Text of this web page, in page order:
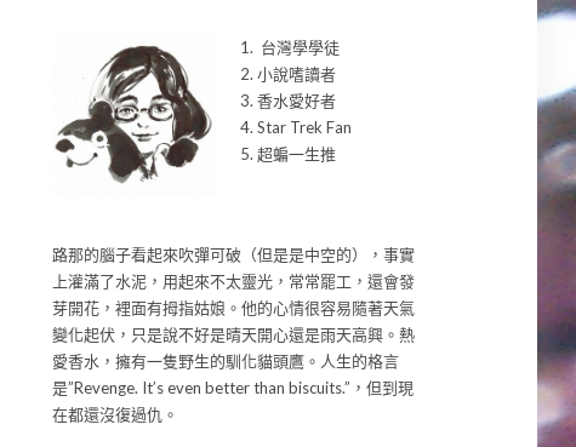
1. 台灣學學徒
2. 小說嗜讀者
3. 香水愛好者
4. Star Trek Fan
5. 超蝙一生推
路那的腦子看起來吹彈可破（但是是中空的），事實
上灌滿了水泥，用起來不太靈光，常常罷工，還會發
芽開花，裡面有拇指姑娘。他的心情很容易隨著天氣
變化起伏，只是說不好是晴天開心還是雨天高興。熱
愛香水，擁有一隻野生的馴化貓頭鷹。人生的格言
是”Revenge. It’s even better than biscuits.”，但到現
在都還沒復過仇。